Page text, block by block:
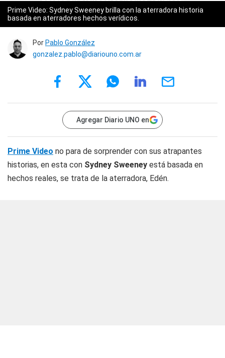
Prime Video: Sydney Sweeney brilla con la aterradora historia
basada en aterradores hechos verídicos.
Por Pablo González
gonzalez.pablo@diariouno.com.ar
Agregar Diario UNO en
Prime Video no para de sorprender con sus atrapantes
historias, en esta con Sydney Sweeney está basada en
hechos reales, se trata de la aterradora, Edén.